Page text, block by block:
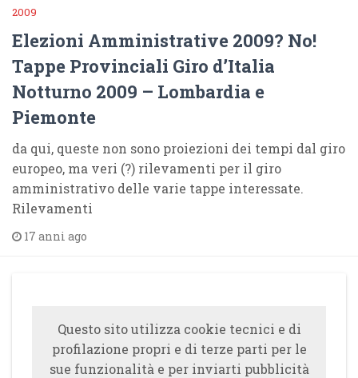
2009
Elezioni Amministrative 2009? No!
Tappe Provinciali Giro d’Italia
Notturno 2009 – Lombardia e
Piemonte
da qui, queste non sono proiezioni dei tempi dal giro
europeo, ma veri (?) rilevamenti per il giro
amministrativo delle varie tappe interessate.
Rilevamenti
17 anni ago
Questo sito utilizza cookie tecnici e di
profilazione propri e di terze parti per le
sue funzionalità e per inviarti pubblicità